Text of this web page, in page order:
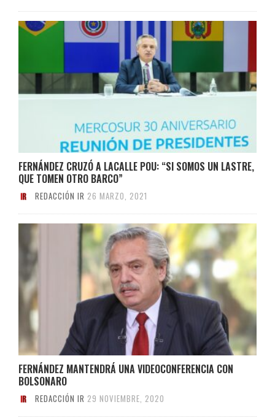
FERNÁNDEZ CRUZÓ A LACALLE POU: “SI SOMOS UN LASTRE,
QUE TOMEN OTRO BARCO”
REDACCIÓN IR 26 MARZO, 2021
FERNÁNDEZ MANTENDRÁ UNA VIDEOCONFERENCIA CON
BOLSONARO
REDACCIÓN IR 29 NOVIEMBRE, 2020